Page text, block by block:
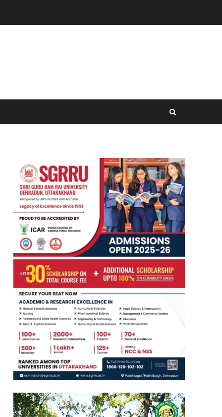
Video
Player